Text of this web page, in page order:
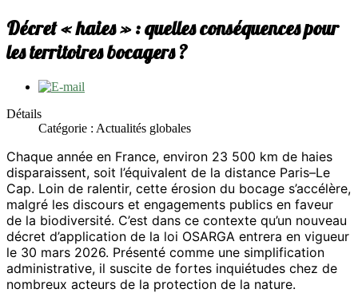
Décret « haies » : quelles conséquences pour
les territoires bocagers ?
Détails
Catégorie : Actualités globales
Chaque année en France, environ 23 500 km de haies
disparaissent, soit l’équivalent de la distance Paris–Le
Cap. Loin de ralentir, cette érosion du bocage s’accélère,
malgré les discours et engagements publics en faveur
de la biodiversité. C’est dans ce contexte qu’un nouveau
décret d’application de la loi OSARGA entrera en vigueur
le 30 mars 2026. Présenté comme une simplification
administrative, il suscite de fortes inquiétudes chez de
nombreux acteurs de la protection de la nature.